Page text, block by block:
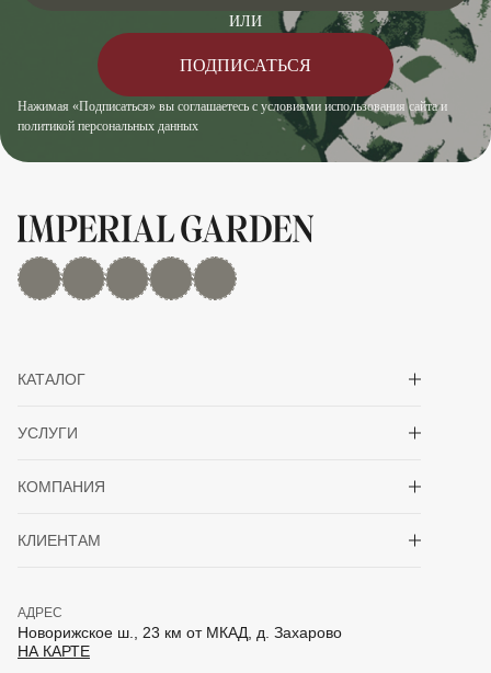
Нажимая «Подписаться» вы соглашаетесь с условиями использования сайта и
политикой персональных данных
ИЛИ
ПОДПИСАТЬСЯ
MAX Дзен YouTuberutubeTelegram
КАТАЛОГ
УСЛУГИ
КОМПАНИЯ
КЛИЕНТАМ
АДРЕС
Новорижское ш., 23 км от МКАД, д. Захарово
НА КАРТЕ